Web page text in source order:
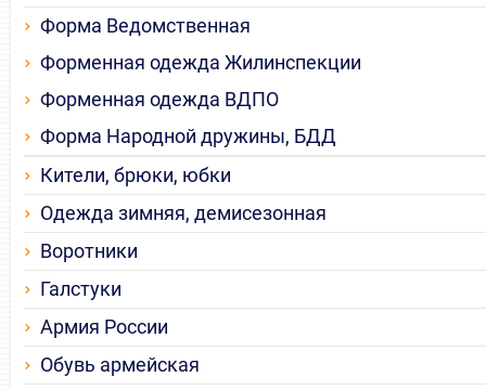
Форма Ведомственная
Форменная одежда Жилинспекции
Форменная одежда ВДПО
Форма Народной дружины, БДД
Кители, брюки, юбки
Одежда зимняя, демисезонная
Воротники
Галстуки
Армия России
Обувь армейская